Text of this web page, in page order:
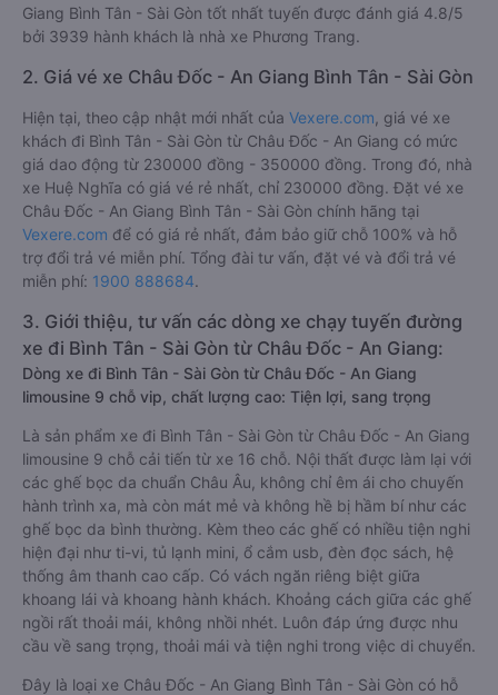
Giang Bình Tân - Sài Gòn tốt nhất tuyến được đánh giá 4.8/5
bởi 3939 hành khách là nhà xe Phương Trang.
2. Giá vé xe Châu Đốc - An Giang Bình Tân - Sài Gòn
Hiện tại, theo cập nhật mới nhất của Vexere.com , giá vé xe
khách đi Bình Tân - Sài Gòn từ Châu Đốc - An Giang có mức
giá dao động từ 230000 đồng - 350000 đồng. Trong đó, nhà
xe Huệ Nghĩa có giá vé rẻ nhất, chỉ 230000 đồng. Đặt vé xe
Châu Đốc - An Giang Bình Tân - Sài Gòn chính hãng tại
Vexere.com để có giá rẻ nhất, đảm bảo giữ chỗ 100% và hỗ
trợ đổi trả vé miễn phí. Tổng đài tư vấn, đặt vé và đổi trả vé
miễn phí: 1900 888684.
3. Giới thiệu, tư vấn các dòng xe chạy tuyến đường
xe đi Bình Tân - Sài Gòn từ Châu Đốc - An Giang:
Dòng xe đi Bình Tân - Sài Gòn từ Châu Đốc - An Giang
limousine 9 chỗ vip, chất lượng cao: Tiện lợi, sang trọng
Là sản phẩm xe đi Bình Tân - Sài Gòn từ Châu Đốc - An Giang
limousine 9 chỗ cải tiến từ xe 16 chỗ. Nội thất được làm lại với
các ghế bọc da chuẩn Châu Âu, không chỉ êm ái cho chuyến
hành trình xa, mà còn mát mẻ và không hề bị hầm bí như các
ghế bọc da bình thường. Kèm theo các ghế có nhiều tiện nghi
hiện đại như ti-vi, tủ lạnh mini, ổ cắm usb, đèn đọc sách, hệ
thống âm thanh cao cấp. Có vách ngăn riêng biệt giữa
khoang lái và khoang hành khách. Khoảng cách giữa các ghế
ngồi rất thoải mái, không nhồi nhét. Luôn đáp ứng được nhu
cầu về sang trọng, thoải mái và tiện nghi trong việc di chuyển.
Đây là loại xe Châu Đốc - An Giang Bình Tân - Sài Gòn có hỗ